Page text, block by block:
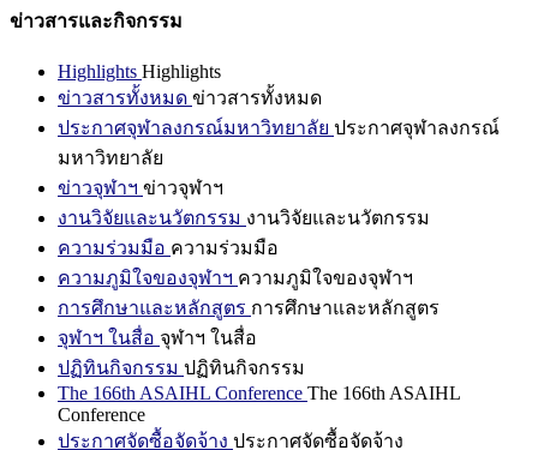
ข่าวสารและกิจกรรม
Highlights Highlights
ข่าวสารทั้งหมด ข่าวสารทั้งหมด
ประกาศจุฬาลงกรณ์มหาวิทยาลัย ประกาศจุฬาลงกรณ์
มหาวิทยาลัย
ข่าวจุฬาฯ ข่าวจุฬาฯ
งานวิจัยและนวัตกรรม งานวิจัยและนวัตกรรม
ความร่วมมือ ความร่วมมือ
ความภูมิใจของจุฬาฯ ความภูมิใจของจุฬาฯ
การศึกษาและหลักสูตร การศึกษาและหลักสูตร
จุฬาฯ ในสื่อ จุฬาฯ ในสื่อ
ปฏิทินกิจกรรม ปฏิทินกิจกรรม
The 166th ASAIHL Conference The 166th ASAIHL
Conference
ประกาศจัดซื้อจัดจ้าง ประกาศจัดซื้อจัดจ้าง